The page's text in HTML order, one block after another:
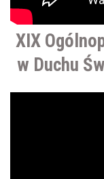
XIX
w Duchu